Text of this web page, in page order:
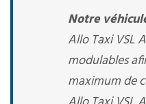
Notre
Allo Taxi VSL
modulables
maximum de